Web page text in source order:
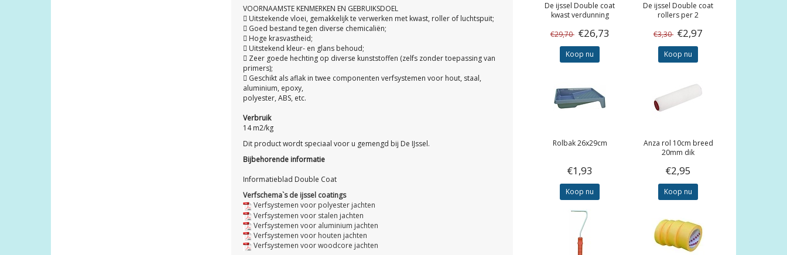
VOORNAAMSTE KENMERKEN EN GEBRUIKSDOEL
 Uitstekende vloei, gemakkelijk te verwerken met kwast, roller of luchtspuit;
 Goed bestand tegen diverse chemicaliën;
 Hoge krasvastheid;
 Uitstekend kleur- en glans behoud;
 Zeer goede hechting op diverse kunststoffen (zelfs zonder toepassing van
primers);
 Geschikt als aflak in twee componenten verfsystemen voor hout, staal,
aluminium, epoxy,
polyester, ABS, etc.
Verbruik
14 m2/kg
Dit product wordt speciaal voor u gemengd bij De IJssel.
Bijbehorende informatie
Informatieblad Double Coat
Verfschema`s de ijssel coatings
Verfsystemen voor polyester jachten
Verfsystemen voor stalen jachten
Verfsystemen voor aluminium jachten
Verfsystemen voor houten jachten
Verfsystemen voor woodcore jachten
De ijssel Double coat
kwast verdunning
€29,70 €26,73
Koop nu
De ijssel Double coat
rollers per 2
€3,30 €2,97
Koop nu
Rolbak 26x29cm
€1,93
Koop nu
Anza rol 10cm breed
20mm dik
€2,95
Koop nu